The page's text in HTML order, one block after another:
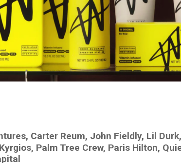
Carter Reum, John Fieldly, Lil Durk,
Palm Tree Crew, Paris Hilton,